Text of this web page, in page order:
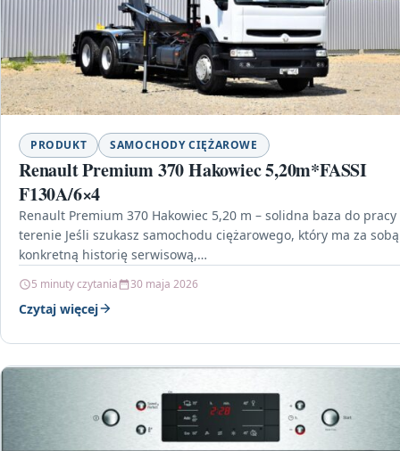
PRODUKT SAMOCHODY CIĘŻAROWE
Renault Premium 370 Hakowiec 5,20m*FASSI
F130A/6×4
Renault Premium 370 Hakowiec 5,20 m – solidna baza do pracy
terenie Jeśli szukasz samochodu ciężarowego, który ma za sobą
konkretną historię serwisową,…
5 minuty czytania 30 maja 2026
Czytaj więcej